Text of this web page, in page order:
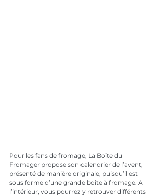
Pour les fans de fromage, La Boîte du
Fromager propose son calendrier de l’avent,
présenté de manière originale, puisqu’il est
sous forme d’une grande boîte à fromage. A
l’intérieur, vous pourrez y retrouver différents